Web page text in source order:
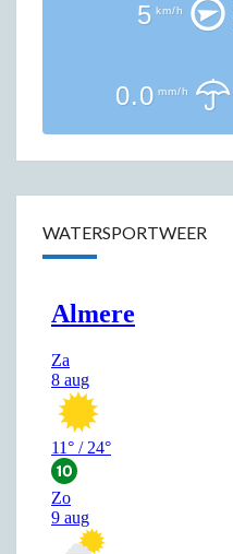
5 km/h
0.0 mm/h
WATERSPORTWEER